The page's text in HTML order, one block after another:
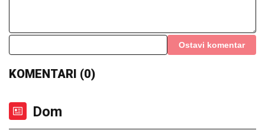
Ostavi komentar
KOMENTARI (0)
Dom